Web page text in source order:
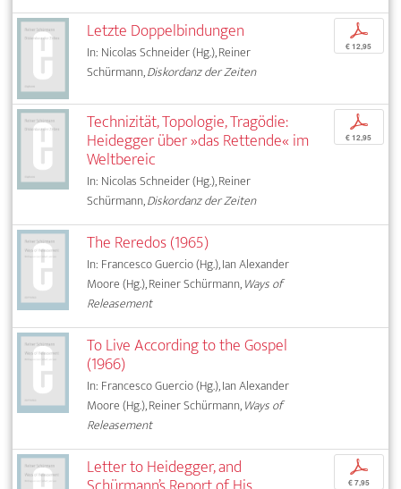
Letzte Doppelbindungen
In: Nicolas Schneider (Hg.), Reiner
Schürmann,Diskordanz der Zeiten
p
€ 12,95
Technizität, Topologie, Tragödie:
Heidegger über »das Rettende« im
Weltbereic
In: Nicolas Schneider (Hg.), Reiner
Schürmann,Diskordanz der Zeiten
p
€ 12,95
The Reredos (1965)
In: Francesco Guercio (Hg.), Ian Alexander
Moore (Hg.), Reiner Schürmann,Ways of
Releasement
To Live According to the Gospel
(1966)
In: Francesco Guercio (Hg.), Ian Alexander
Moore (Hg.), Reiner Schürmann,Ways of
Releasement
Letter to Heidegger, and p
€ 7,95